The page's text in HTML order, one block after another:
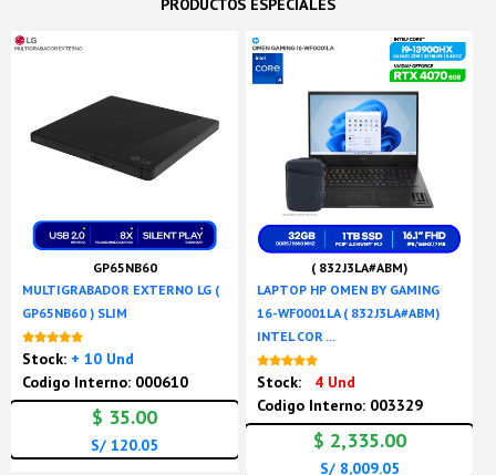
GP65NB60
MULTIGRABADOR EXTERNO LG (
GP65NB60 ) SLIM
Stock: + 10 Und
Codigo Interno: 000610
$ 35.00
S/ 120.05
( 832J3LA#ABM)
LAPTOP HP OMEN BY GAMING
16-WF0001LA ( 832J3LA#ABM)
INTEL COR ...
Stock:
4 Und
Codigo Interno: 003329
$ 2,335.00
S/ 8,009.05